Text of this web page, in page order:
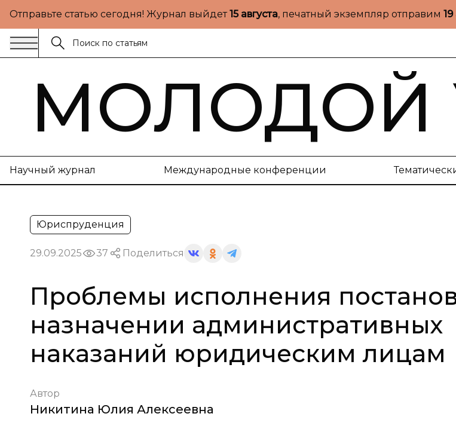
Отправьте статью сегодня! Журнал выйдет15 августа, печатный экземпляр отправим 19
МОЛОДОЙ
Научный журнал Международные конференции
Юриспруденция
29.09.2025 37 Поделиться
Проблемы исполнения
назначении административных
наказаний юридическим лицам
Автор
Никитина Юлия Алексеевна